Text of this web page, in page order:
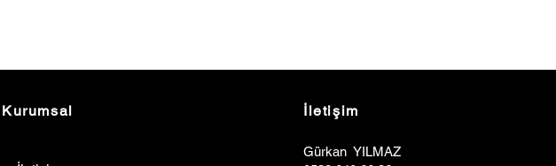
Kurumsal İletişim
Gürkan YILMAZ